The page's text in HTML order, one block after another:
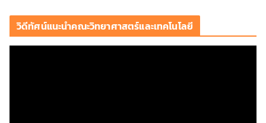
วิดีทัศน์แนะนำคณะวิทยาศาสตร์และเทคโนโลยี